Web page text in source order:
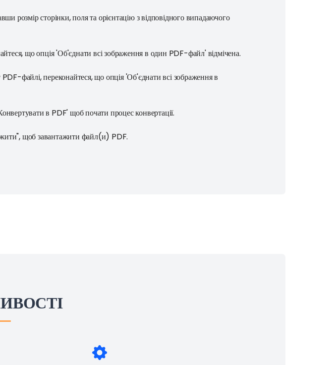
розмір сторінки, поля та орієнтацію з відповідного випадаючого
що опція 'Об'єднати всі зображення в один PDF-файл' відмічена.
файлі, переконайтеся, що опція 'Об'єднати всі зображення в
в PDF' щоб почати процес конвертації.
щоб завантажити файл(и) PDF.